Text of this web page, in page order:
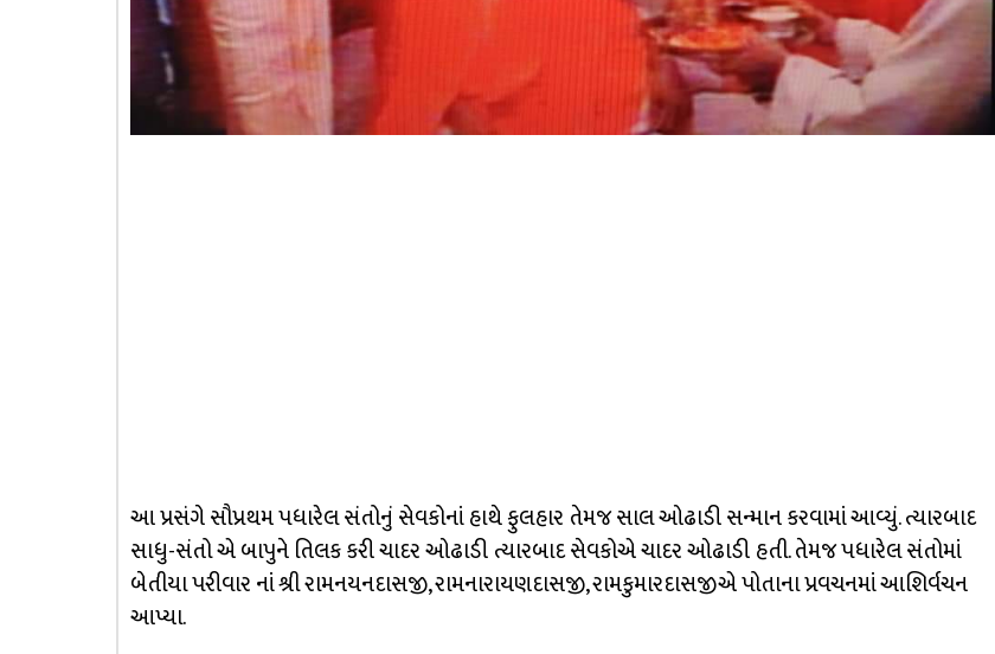
આ પ્રસંગે સૌપ્રથમ પધારેલ સંતોનું સેવકોનાં હાથે ફુલહાર તેમજ સાલ ઓઢાડી સન્માન કરવામાં આવ્યું. ત્યારબાદ
સાધુ-સંતો એ બાપુને તિલક કરી ચાદર ઓઢાડી ત્યારબાદ સેવકોએ ચાદર ઓઢાડી હતી. તેમજ પધારેલ સંતોમાં
બેતીયા પરીવાર નાં શ્રી રામનયનદાસજી, રામનારાયણદાસજી, રામકુમારદાસજીએ પોતાના પ્રવચનમાં આશિર્વચન
આપ્યા.